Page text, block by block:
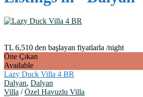
TL 6,510 den başlayan fiyatlarla /night
Öne Çıkan
Available
Lazy Duck Villa 4 BR
Dalyan, Dalyan
Villa /Özel Havuzlu Villa